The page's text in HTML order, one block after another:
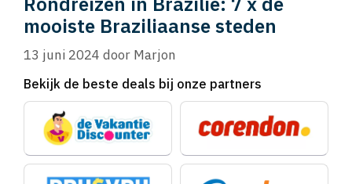
mooiste Braziliaanse steden
13 juni 2024 door Marjon
Bekijk de beste deals bij onze partners